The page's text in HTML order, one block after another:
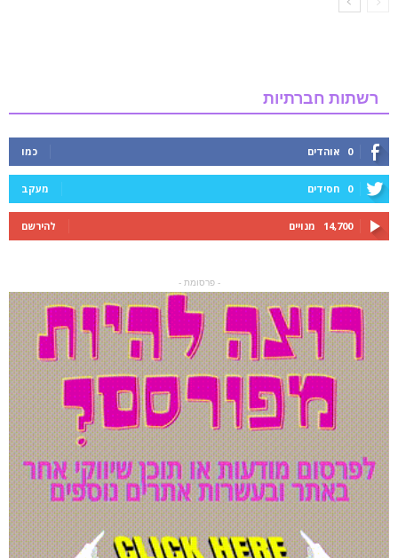
רשתות חברתיות
0 אוהדים כמו
0 חסידים מעקב
14,700 מנויים להירשם
- פרסומת -